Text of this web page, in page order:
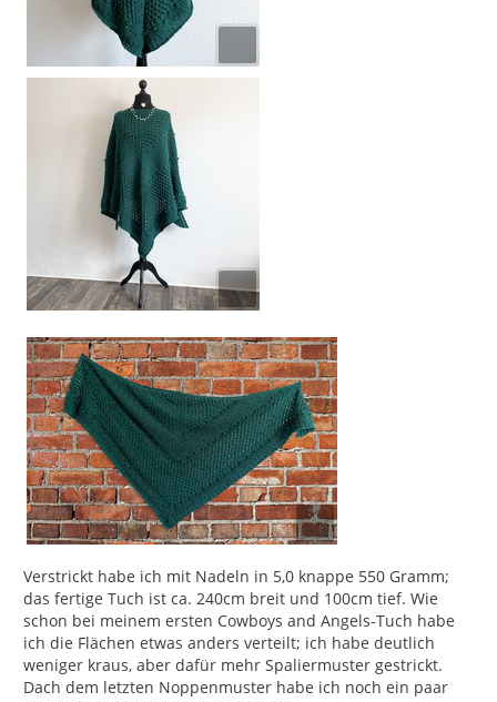
Verstrickt habe ich mit Nadeln in 5,0 knappe 550 Gramm;
das fertige Tuch ist ca. 240cm breit und 100cm tief. Wie
schon bei meinem ersten Cowboys and Angels-Tuch habe
ich die Flächen etwas anders verteilt; ich habe deutlich
weniger kraus, aber dafür mehr Spaliermuster gestrickt.
Dach dem letzten Noppenmuster habe ich noch ein paar